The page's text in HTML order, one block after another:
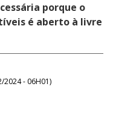
porque o
é aberto à livre
2024 - 06H01)